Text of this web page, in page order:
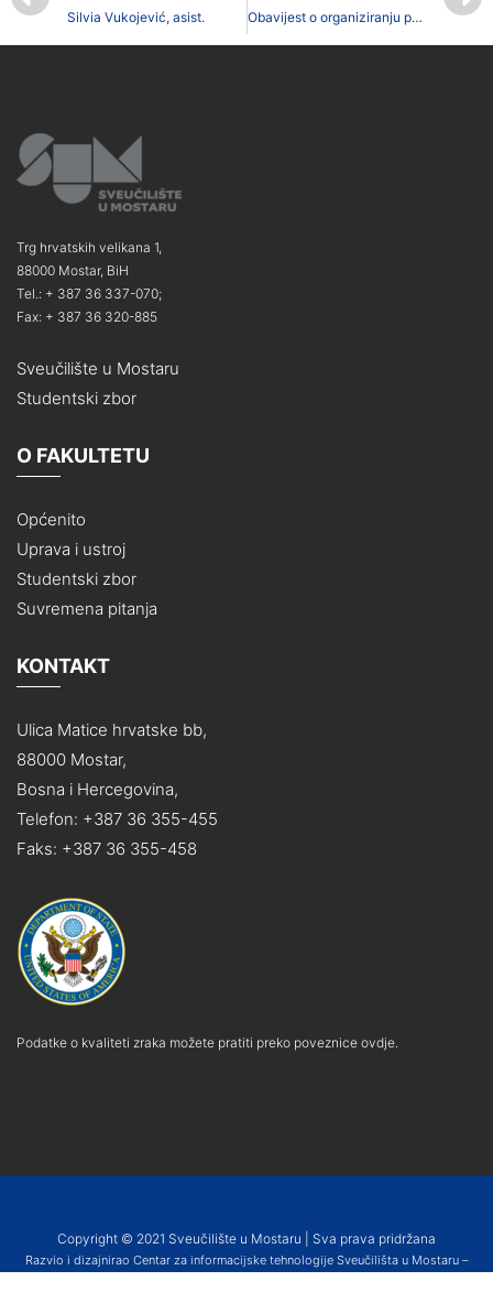
Silvia Vukojević, asist. Obavijest o organiziranju pedagoško-psihološkog obrazovanja nastavnika
Trg hrvatskih velikana 1,
88000 Mostar, BiH
Tel.: + 387 36 337-070;
Fax: + 387 36 320-885
Sveučilište u Mostaru
Studentski zbor
O FAKULTETU
Općenito
Uprava i ustroj
Studentski zbor
Suvremena pitanja
KONTAKT
Ulica Matice hrvatske bb,
88000 Mostar,
Bosna i Hercegovina,
Telefon: +387 36 355-455
Faks: +387 36 355-458
Podatke o kvaliteti zraka možete pratiti preko poveznice ovdje.
Copyright © 2021 Sveučilište u Mostaru | Sva prava pridržana
Razvio i dizajnirao Centar za informacijske tehnologije Sveučilišta u Mostaru –